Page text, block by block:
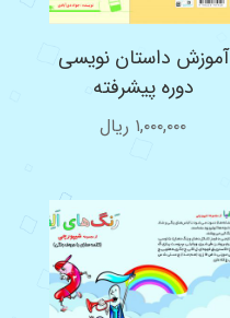
آموزش داستان نویسی
دوره پیشرفته
۱,۰۰۰,۰۰۰ ریال